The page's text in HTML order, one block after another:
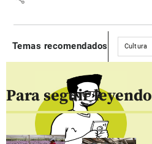
Temas recomendados Cultura
Para seguir leyendo